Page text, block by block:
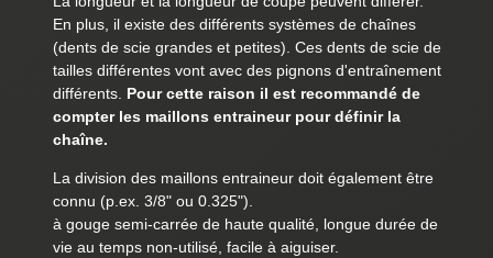
En plus, il existe des différents systèmes de chaînes
(dents de scie grandes et petites). Ces dents de scie de
tailles différentes vont avec des pignons d'entraînement
différents. Pour cette raison il est recommandé de
compter les maillons entraineur pour définir la
chaîne.
La division des maillons entraineur doit également être
connu (p.ex. 3/8" ou 0.325").
à gouge semi-carrée de haute qualité, longue durée de
vie au temps non-utilisé, facile à aiguiser.